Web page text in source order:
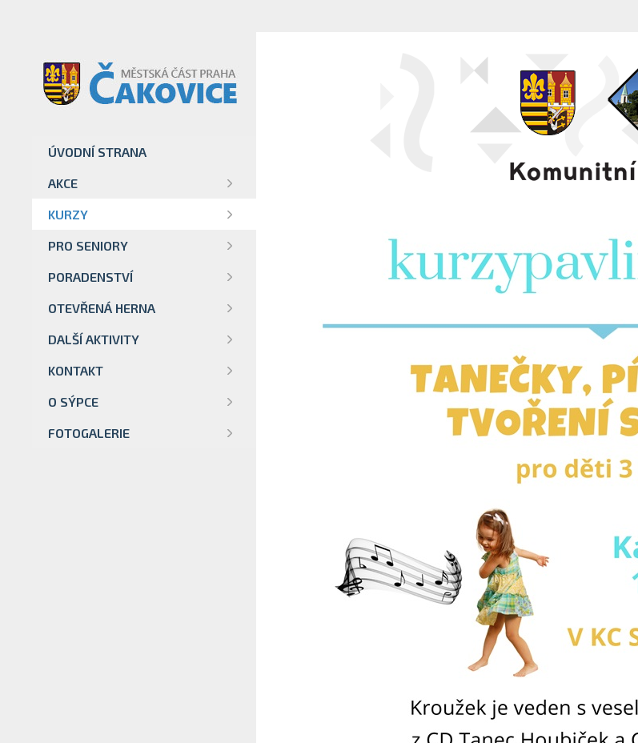
ÚVODNÍ STRANA
AKCE
KURZY
PRO SENIORY
PORADENSTVÍ
OTEVŘENÁ HERNA
DALŠÍ AKTIVITY
KONTAKT
O SÝPCE
FOTOGALERIE